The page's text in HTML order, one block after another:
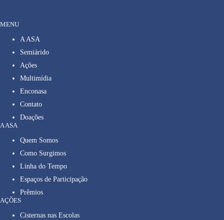
MENU
A ASA
Semiárido
Ações
Multimídia
Enconasa
Contato
Doações
A ASA
Quem Somos
Como Surgimos
Linha do Tempo
Espaços de Participação
Prêmios
AÇÕES
Cisternas nas Escolas